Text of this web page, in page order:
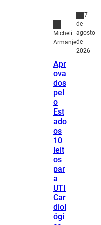
Micheli
Armanje
7
de
agosto
de
2026
Apr
ova
dos
pel
o
Est
ado
os
10
leit
os
par
a
UTI
Car
diol
ógi